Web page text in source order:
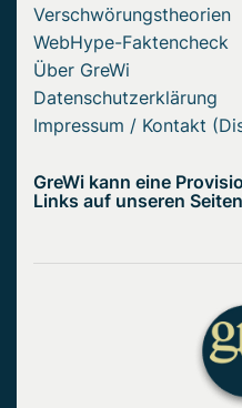
Verschwörungstheorien
WebHype-Faktencheck
Über GreWi
Datenschutzerklärung
Impressum / Kontakt
GreWi kann eine
Links auf unseren